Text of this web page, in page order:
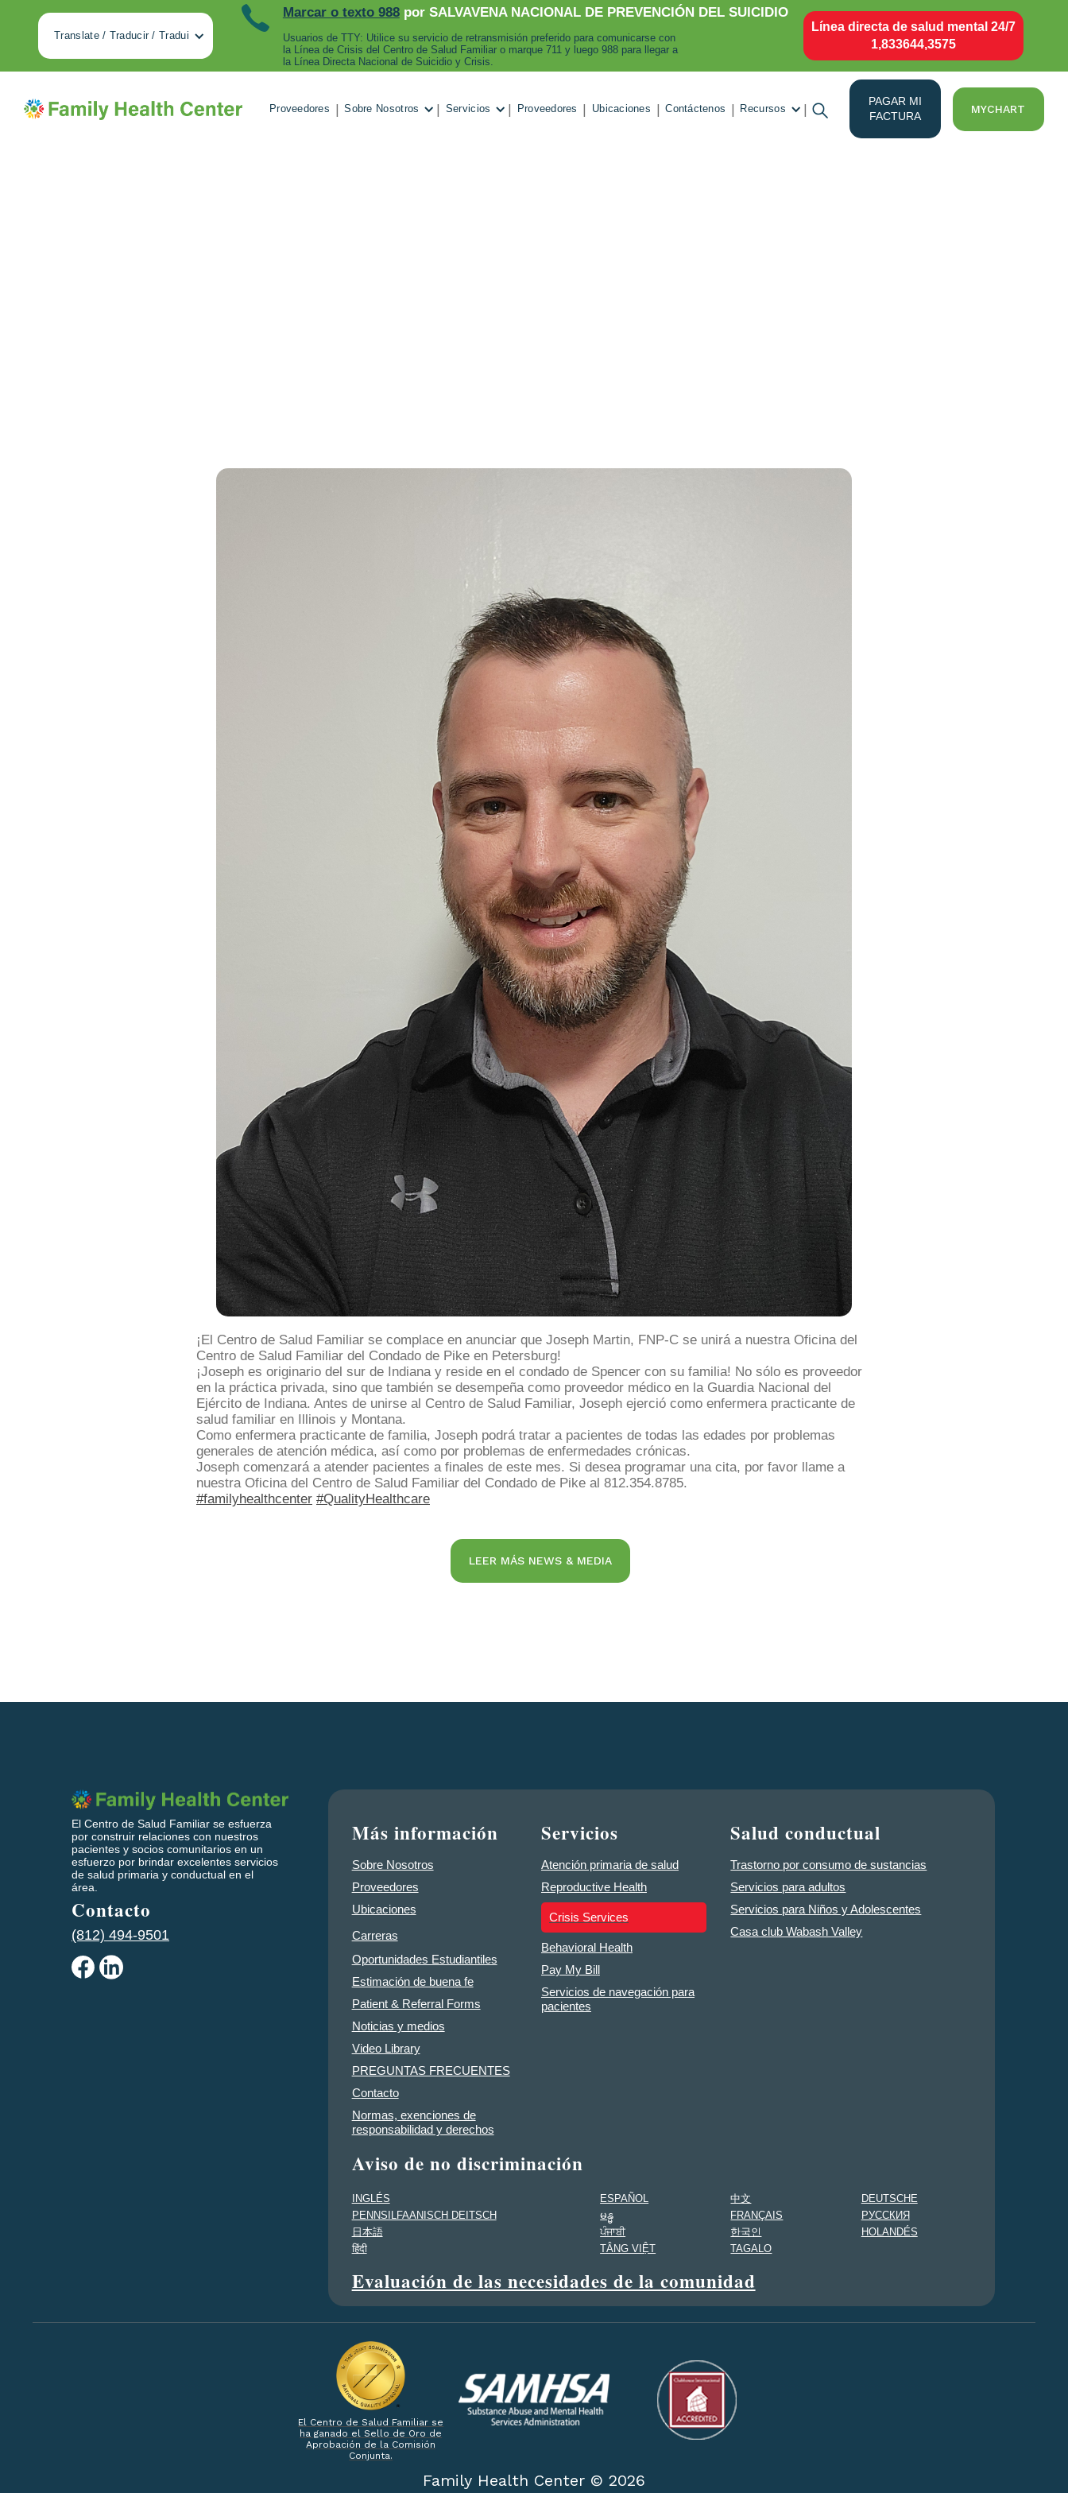
Translate / Traducir / Tradui
Marcar o texto 988por SALVAVENA NACIONAL DE PREVENCIÓN DEL SUICIDIO
Usuarios de TTY: Utilice su servicio de retransmisión preferido para comunicarse con
la Línea de Crisis del Centro de Salud Familiar o marque 711 y luego 988 para llegar a
la Línea Directa Nacional de Suicidio y Crisis.
Línea directa de salud mental 24/7
1,833644,3575
Proveedores | Sobre Nosotros | Servicios | Proveedores | Ubicaciones | Contáctenos | Recursos |
PAGAR MI
FACTURA
MYCHART
¡El Centro de Salud Familiar se complace en anunciar que Joseph Martin, FNP-C se unirá a nuestra Oficina del
Centro de Salud Familiar del Condado de Pike en Petersburg!
¡Joseph es originario del sur de Indiana y reside en el condado de Spencer con su familia! No sólo es proveedor
en la práctica privada, sino que también se desempeña como proveedor médico en la Guardia Nacional del
Ejército de Indiana. Antes de unirse al Centro de Salud Familiar, Joseph ejerció como enfermera practicante de
salud familiar en Illinois y Montana.
Como enfermera practicante de familia, Joseph podrá tratar a pacientes de todas las edades por problemas
generales de atención médica, así como por problemas de enfermedades crónicas.
Joseph comenzará a atender pacientes a finales de este mes. Si desea programar una cita, por favor llame a
nuestra Oficina del Centro de Salud Familiar del Condado de Pike al 812.354.8785.
#familyhealthcenter #QualityHealthcare
LEER MÁS NEWS & MEDIA
El Centro de Salud Familiar se esfuerza
por construir relaciones con nuestros
pacientes y socios comunitarios en un
esfuerzo por brindar excelentes servicios
de salud primaria y conductual en el
área.
Contacto
(812) 494-9501
Más información
Sobre Nosotros
Proveedores
Ubicaciones
Carreras
Oportunidades Estudiantiles
Estimación de buena fe
Patient & Referral Forms
Noticias y medios
Video Library
PREGUNTAS FRECUENTES
Contacto
Normas, exenciones de
responsabilidad y derechos
Servicios
Atención primaria de salud
Reproductive Health
Crisis Services
Behavioral Health
Pay My Bill
Servicios de navegación para
pacientes
Salud conductual
Trastorno por consumo de sustancias
Servicios para adultos
Servicios para Niños y Adolescentes
Casa club Wabash Valley
Aviso de no discriminación
INGLÉS ESPAÑOL 中文
DEUTSCHE
PENNSILFAANISCH DEITSCH
မန္မ FRANÇAIS
PУССКИЯ
日本語
ਪੰਜਾਬੀ 한국인
HOLANDÉS
हिंदी
TÂNG VIỆT TAGALO
Evaluación de las necesidades de la comunidad
El Centro de Salud Familiar se
ha ganado el Sello de Oro de
Aprobación de la Comisión
Conjunta.
Family Health Center © 2026